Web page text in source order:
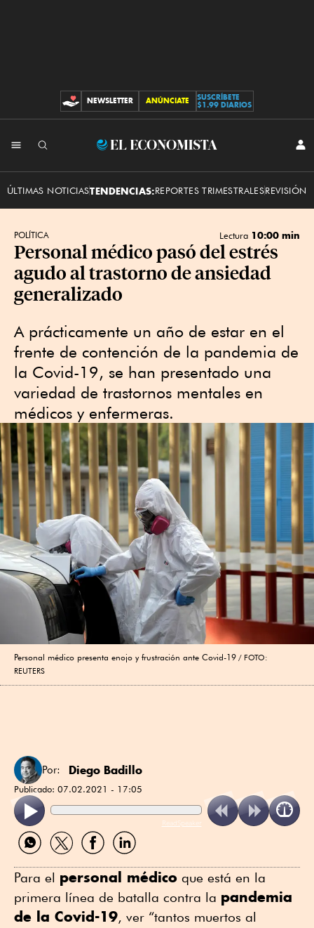
CONTRIBUCIONES
NEWSLETTER ANÚNCIATE
SUSCRÍBETE
$1.99 DIARIOS
El
ÚLTIMAS NOTICIASTENDENCIAS:REPORTES TRIMESTRALESREVISIÓN
POLÍTICA Lectura 10:00 min
Personal médico pasó del estrés
agudo al trastorno de ansiedad
generalizado
A prácticamente un año de estar en el
frente de contención de la pandemia de
la Covid-19, se han presentado una
variedad de trastornos mentales en
médicos y enfermeras.
Personal médico presenta enojo y frustración ante Covid-19
FOTO:
REUTERS
Por: Diego Badillo
Publicado: 07.02.2021 - 17:05
ReadSpeaker
Compartir
por
Compartir
por
Compartir
por
Compartir
por
Para el personal médico que está en la
primera línea de batalla contra la pandemia
de la Covid-19, ver “tantos muertos al